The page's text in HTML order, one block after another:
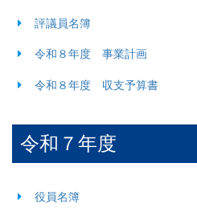
評議員名簿
令和８年度 事業計画
令和８年度 収支予算書
令和７年度
役員名簿